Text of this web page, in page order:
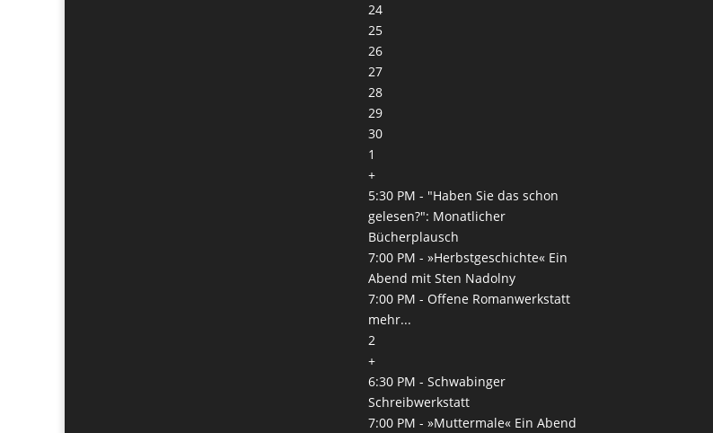
24
25
26
27
28
29
30
1
+
5:30 PM - "Haben Sie das schon
gelesen?": Monatlicher
Bücherplausch
7:00 PM -»Herbstgeschichte« Ein
Abend mit Sten Nadolny
7:00 PM -Offene Romanwerkstatt
mehr...
2
+
6:30 PM -Schwabinger
Schreibwerkstatt
7:00 PM -»Muttermale« Ein Abend